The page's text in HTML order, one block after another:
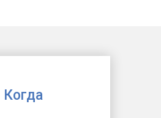
Когда